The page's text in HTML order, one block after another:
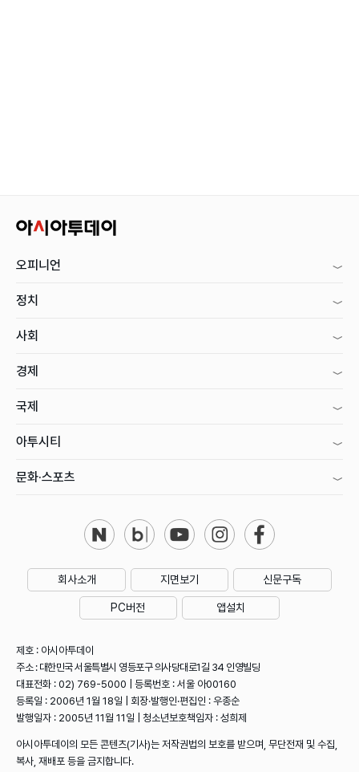
오피니언
정치
사회
경제
국제
아투시티
문화·스포츠
회사소개 지면보기 신문구독
PC버전 앱설치
제호 : 아시아투데이
주소 : 대한민국 서울특별시 영등포구 의사당대로1길 34 인영빌딩
대표전화 : 02) 769-5000 | 등록번호 : 서울 아00160
등록일 : 2006년 1월 18일 | 회장·발행인·편집인 : 우종순
발행일자 : 2005년 11월 11일 | 청소년보호책임자 : 성희제
아시아투데이의 모든 콘텐츠(기사)는 저작권법의 보호를 받으며, 무단전재 및 수집,
복사, 재배포 등을 금지합니다.